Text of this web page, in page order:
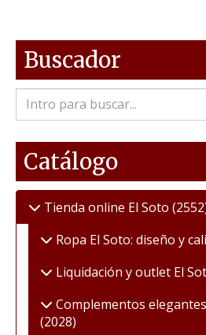
Buscador
Catálogo
Tienda online El Soto
Ropa El Soto: diseño y
Liquidación y outlet El
Complementos
(2028)